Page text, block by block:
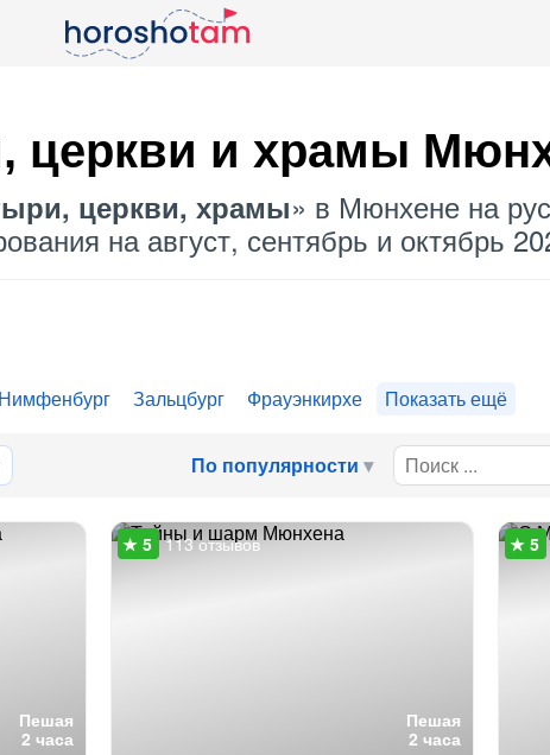
церкви и храмы
церкви, храмы» в Мюнхене на
на август, сентябрь и октябрь
Нимфенбург Зальцбург Фрауэнкирхе Показать ещё
По популярности
Пешая
2 часа
Пешая
2 часа
113 отзывов